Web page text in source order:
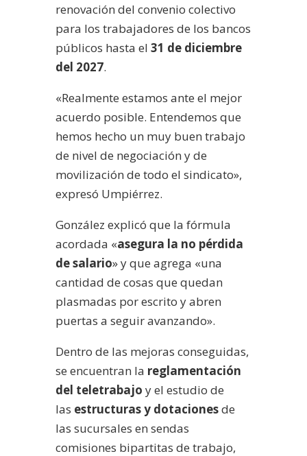
renovación del convenio colectivo
para los trabajadores de los bancos
públicos hasta el 31 de diciembre
del 2027.
«Realmente estamos ante el mejor
acuerdo posible. Entendemos que
hemos hecho un muy buen trabajo
de nivel de negociación y de
movilización de todo el sindicato»,
expresó Umpiérrez.
González explicó que la fórmula
acordada «asegura la no pérdida
de salario» y que agrega «una
cantidad de cosas que quedan
plasmadas por escrito y abren
puertas a seguir avanzando».
Dentro de las mejoras conseguidas,
se encuentran la reglamentación
del teletrabajo y el estudio de
las estructuras y dotacionesde
las sucursales en sendas
comisiones bipartitas de trabajo,